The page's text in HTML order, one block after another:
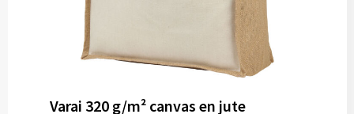
Varai 320 g/m² canvas en jute